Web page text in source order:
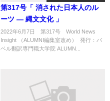
第317号「 消された日本人のル
ーツ ― 縄文文化 」
2022年6月7日 第317号 World News
Insight （ALUMNI編集室改め） 発行：バ
ベル翻訳専門職大学院 ALUMN...